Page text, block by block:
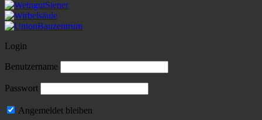
Login
Benutzername
Passwort
Angemeldet bleiben